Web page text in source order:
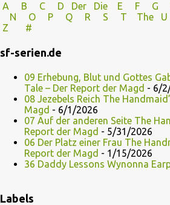
A B C D Der Die E F G
N
O P Q R S T The
Z
#
sf-serien.de
09 Erhebung, Blut und Gottes
Tale – Der Report der Magd - 6/
08 Jezebels Reich The
Magd - 6/1/2026
07 Auf der anderen Seite The
Report der Magd - 5/31/2026
06 Der Platz einer Frau The
Report der Magd - 1/15/2026
36 Daddy Lessons Wynonna
Labels